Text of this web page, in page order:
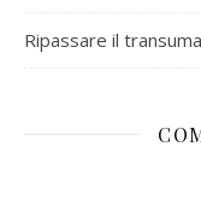
Ripassare il